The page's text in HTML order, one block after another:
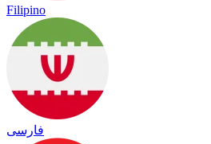
Filipino
فارسی